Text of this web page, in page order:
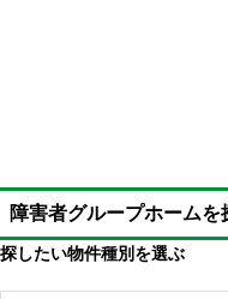
障害者グループホームを
探したい物件種別を選ぶ